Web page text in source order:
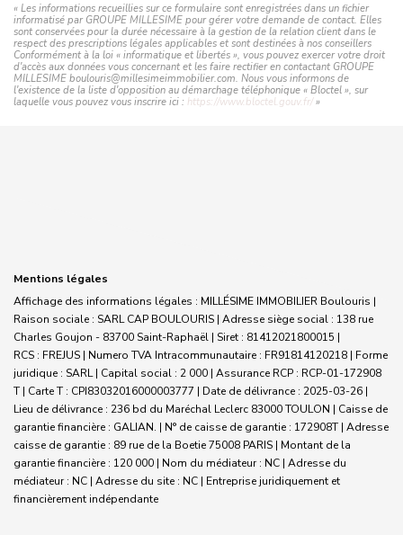
« Les informations recueillies sur ce formulaire sont enregistrées dans un fichier
informatisé par GROUPE MILLESIME pour gérer votre demande de contact. Elles
sont conservées pour la durée nécessaire à la gestion de la relation client dans le
respect des prescriptions légales applicables et sont destinées à nos conseillers
Conformément à la loi « informatique et libertés », vous pouvez exercer votre droit
d'accès aux données vous concernant et les faire rectifier en contactant GROUPE
MILLESIME boulouris@millesimeimmobilier.com. Nous vous informons de
l'existence de la liste d'opposition au démarchage téléphonique « Bloctel », sur
laquelle vous pouvez vous inscrire ici : https://www.bloctel.gouv.fr/»
Mentions légales
Affichage des informations légales : MILLÉSIME IMMOBILIER Boulouris |
Raison sociale : SARL CAP BOULOURIS | Adresse siège social : 138 rue
Charles Goujon - 83700 Saint-Raphaël | Siret : 81412021800015 |
RCS : FREJUS | Numero TVA Intracommunautaire : FR91814120218 | Forme
juridique : SARL | Capital social : 2 000 | Assurance RCP : RCP-01-172908
T | Carte T : CPI83032016000003777 | Date de délivrance : 2025-03-26 |
Lieu de délivrance : 236 bd du Maréchal Leclerc 83000 TOULON | Caisse de
garantie financière : GALIAN. | N° de caisse de garantie : 172908T | Adresse
caisse de garantie : 89 rue de la Boetie 75008 PARIS | Montant de la
garantie financière : 120 000 | Nom du médiateur : NC | Adresse du
médiateur : NC | Adresse du site : NC | Entreprise juridiquement et
financièrement indépendante